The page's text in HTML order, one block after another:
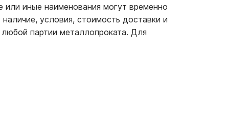
иные наименования могут временно
условия, стоимость доставки и
партии металлопроката. Для